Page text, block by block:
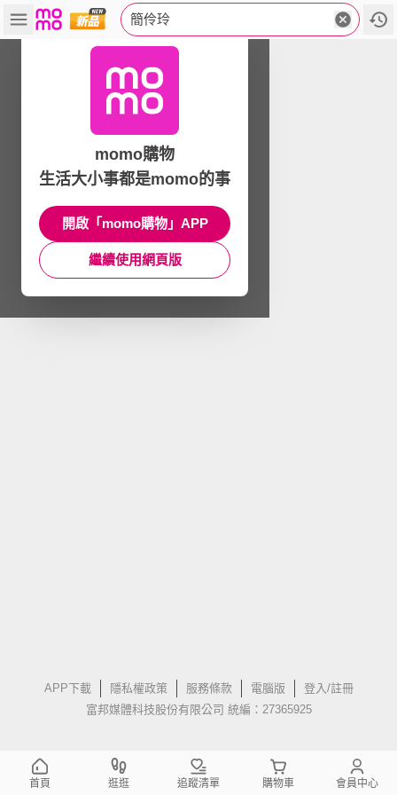
簡伶玲
APP下載 隱私權政策 服務條款 電腦版
登入/註冊
富邦媒體科技股份有限公司 統編：27365925
momo購物
生活大小事都是momo的事
開啟「momo購物」APP
繼續使用網頁版
首頁 逛逛 追蹤清單 購物車 會員中心